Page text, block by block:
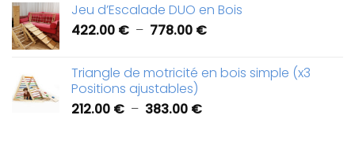
264.00 €
à
Jeu d’Escalade DUO en Bois
422.00 € – 778.00 €Plage
422.00 €
Triangle de motricité en bois simple (x3
Positions ajustables)
212.00 € – 383.00 €Plage